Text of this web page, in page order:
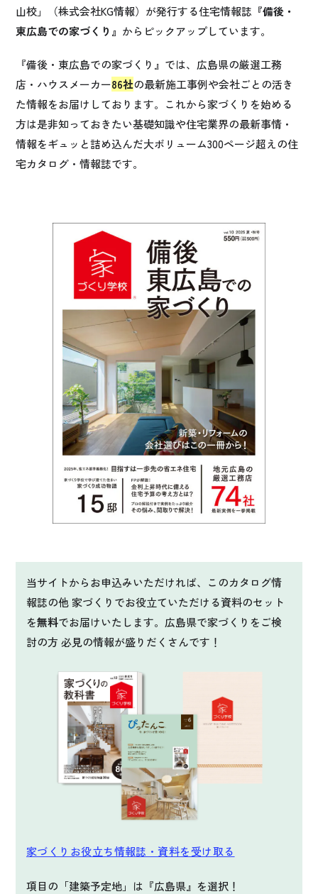
山校」（株式会社KG情報）が発行する住宅情報誌 『備後・
東広島での家づくり』 からピックアップしています。
『備後・東広島での家づくり』では、広島県の厳選工務
店・ハウスメーカー86社の最新施工事例や会社ごとの活き
た情報をお届けしております。これから家づくりを始める
方は是非知っておきたい基礎知識や住宅業界の最新事情・
情報をギュッと詰め込んだ大ボリューム300ページ超えの住
宅カタログ・情報誌です。
当サイトからお申込みいただければ、このカタログ情
報誌の他 家づくりでお役立ていただける資料のセット
を無料でお届けいたします。広島県で家づくりをご検
討の方 必見の情報が盛りだくさんです！
家づくりお役立ち情報誌・資料を受け取る
項目の「建築予定地」は『広島県』を選択！